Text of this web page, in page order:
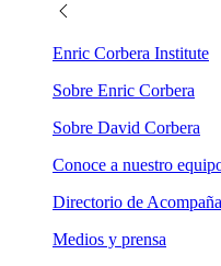
Enric Corbera Institute
Sobre Enric Corbera
Sobre David Corbera
Conoce a nuestro
Directorio de
Medios y prensa